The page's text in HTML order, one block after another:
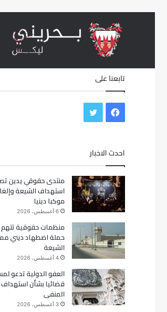
أخبار عاجلة منظمات حقوقية تتهم
تابعنا على
س
و
ك
ر
احدث الاخبار
منتدى حقوقي يدين
موكبا دينيا
6 أغسطس، 2026
منظمات حقوقية تتهم
حملة اضطهاد ديني
الشيعة
4 أغسطس، 2026
العفو الدولية تدعو
قضائيا بشأن
المنفى
3 أغسطس، 2026